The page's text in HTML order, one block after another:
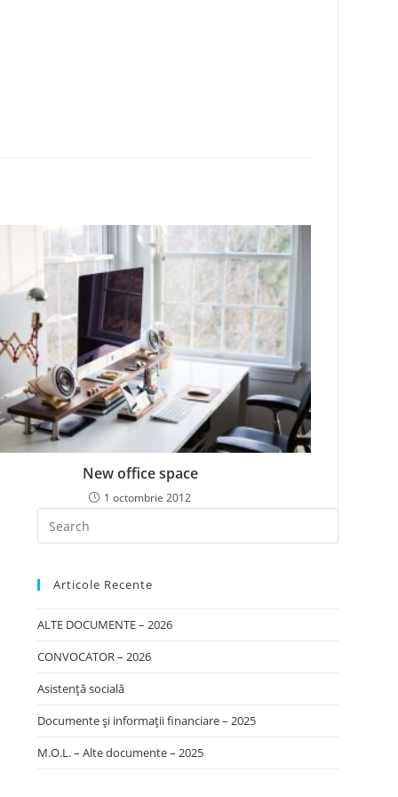
New office space
1 octombrie 2012
Articole Recente
ALTE DOCUMENTE – 2026
CONVOCATOR – 2026
Asistență socială
Documente și informații financiare – 2025
M.O.L. – Alte documente – 2025